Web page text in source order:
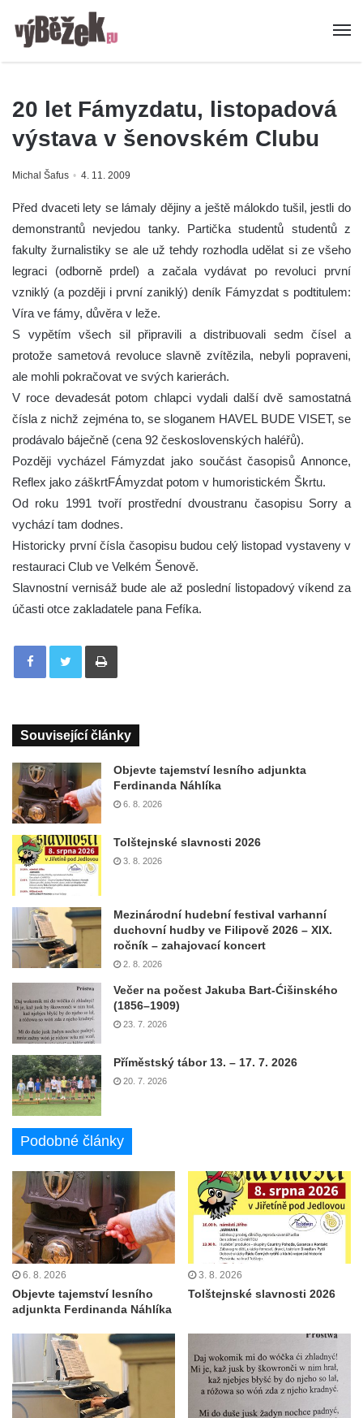
20 let Fámyzdatu, listopadová
výstava v šenovském Clubu
Michal Šafus 4. 11. 2009
Před dvaceti lety se lámaly dějiny a ještě málokdo tušil, jestli do
demonstrantů nevjedou tanky. Partička studentů studentů z
fakulty žurnalistiky se ale už tehdy rozhodla udělat si ze všeho
legraci (odborně prdel) a začala vydávat po revoluci první
vzniklý (a později i první zaniklý) deník Fámyzdat s podtitulem:
Víra ve fámy, důvěra v leže.
S vypětím všech sil připravili a distribuovali sedm čísel a
protože sametová revoluce slavně zvítězila, nebyli popraveni,
ale mohli pokračovat ve svých karierách.
V roce devadesát potom chlapci vydali další dvě samostatná
čísla z nichž zejména to, se sloganem HAVEL BUDE VISET, se
prodávalo báječně (cena 92 československých haléřů).
Později vycházel Fámyzdat jako součást časopisů Annonce,
Reflex jako záškrtFÁmyzdat potom v humoristickém Škrtu.
Od roku 1991 tvoří prostřední dvoustranu časopisu Sorry a
vychází tam dodnes.
Historicky první čísla časopisu budou celý listopad vystaveny v
restauraci Club ve Velkém Šenově.
Slavnostní vernisáž bude ale až poslední listopadový víkend za
účasti otce zakladatele pana Fefíka.
Tisknout
Související články
Objevte tajemství lesního adjunkta
Ferdinanda Náhlíka
6. 8. 2026
Tolštejnské slavnosti 2026
3. 8. 2026
Mezinárodní hudební festival varhanní
duchovní hudby ve Filipově 2026 – XIX.
ročník – zahajovací koncert
2. 8. 2026
Večer na počest Jakuba Bart-Ćišinského
(1856–1909)
23. 7. 2026
Příměstský tábor 13. – 17. 7. 2026
20. 7. 2026
Podobné články
6. 8. 2026
Objevte tajemství lesního
adjunkta Ferdinanda Náhlíka
3. 8. 2026
Tolštejnské slavnosti 2026